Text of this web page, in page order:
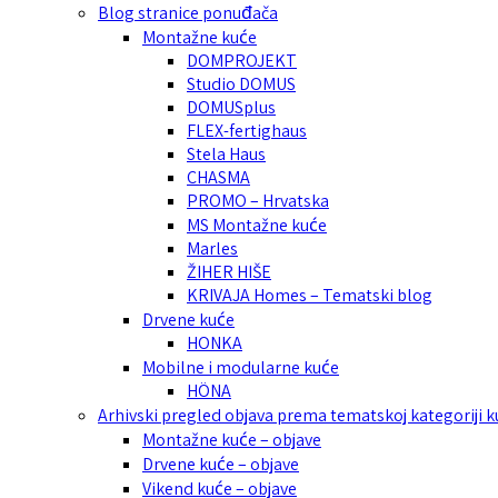
Blog stranice ponuđača
Montažne kuće
DOMPROJEKT
Studio DOMUS
DOMUSplus
FLEX-fertighaus
Stela Haus
CHASMA
PROMO – Hrvatska
MS Montažne kuće
Marles
ŽIHER HIŠE
KRIVAJA Homes – Tematski blog
Drvene kuće
HONKA
Mobilne i modularne kuće
HÖNA
Arhivski pregled objava prema tematskoj kategoriji
Montažne kuće – objave
Drvene kuće – objave
Vikend kuće – objave